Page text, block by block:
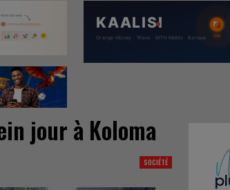
jour à Koloma
SOCIÉTÉ